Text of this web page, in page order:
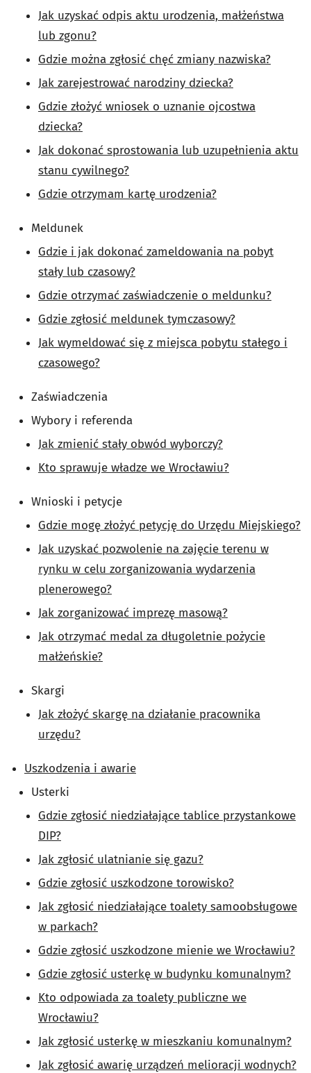
Jak uzyskać odpis aktu urodzenia, małżeństwa
lub zgonu?
Gdzie można zgłosić chęć zmiany nazwiska?
Jak zarejestrować narodziny dziecka?
Gdzie złożyć wniosek o uznanie ojcostwa
dziecka?
Jak dokonać sprostowania lub uzupełnienia aktu
stanu cywilnego?
Gdzie otrzymam kartę urodzenia?
Meldunek
Gdzie i jak dokonać zameldowania na pobyt
stały lub czasowy?
Gdzie otrzymać zaświadczenie o meldunku?
Gdzie zgłosić meldunek tymczasowy?
Jak wymeldować się z miejsca pobytu stałego i
czasowego?
Zaświadczenia
Wybory i referenda
Jak zmienić stały obwód wyborczy?
Kto sprawuje władze we Wrocławiu?
Wnioski i petycje
Gdzie mogę złożyć petycję do Urzędu Miejskiego?
Jak uzyskać pozwolenie na zajęcie terenu w
rynku w celu zorganizowania wydarzenia
plenerowego?
Jak zorganizować imprezę masową?
Jak otrzymać medal za długoletnie pożycie
małżeńskie?
Skargi
Jak złożyć skargę na działanie pracownika
urzędu?
Uszkodzenia i awarie
Usterki
Gdzie zgłosić niedziałające tablice przystankowe
DIP?
Jak zgłosić ulatnianie się gazu?
Gdzie zgłosić uszkodzone torowisko?
Jak zgłosić niedziałające toalety samoobsługowe
w parkach?
Gdzie zgłosić uszkodzone mienie we Wrocławiu?
Gdzie zgłosić usterkę w budynku komunalnym?
Kto odpowiada za toalety publiczne we
Wrocławiu?
Jak zgłosić usterkę w mieszkaniu komunalnym?
Jak zgłosić awarię urządzeń melioracji wodnych?